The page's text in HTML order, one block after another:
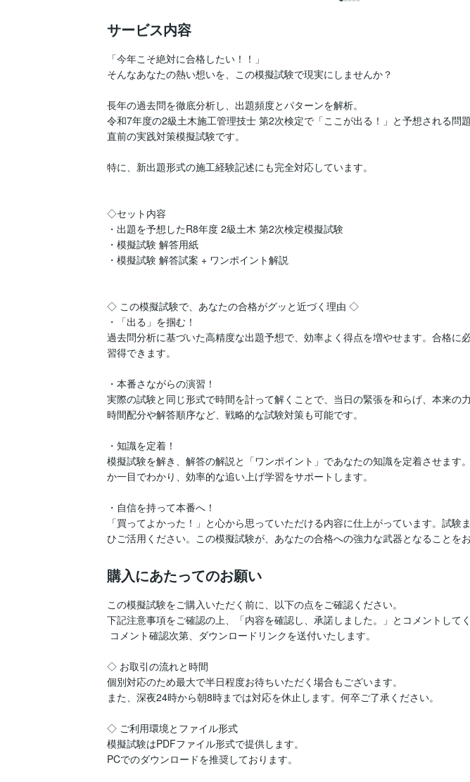
サービス内容
「今年こそ絶対に合格したい！！」
そんなあなたの熱い想いを、この模擬試験で現実にしませんか？
長年の過去問を徹底分析し、出題頻度とパターンを解析。
令和7年度の2級土木施工管理技士 第2次検定で「ここが出る！」と予想される問
直前の実践対策模擬試験です。
特に、新出題形式の施工経験記述にも完全対応しています。
◇セット内容
・出題を予想したR8年度 2級土木 第2次検定模擬試験
・模擬試験 解答用紙
・模擬試験 解答試案 + ワンポイント解説
◇ この模擬試験で、あなたの合格がグッと近づく理由 ◇
・「出る」を掴む！
過去問分析に基づいた高精度な出題予想で、効率よく得点を増やせます。合格に
習得できます。
・本番さながらの演習！
実際の試験と同じ形式で時間を計って解くことで、当日の緊張を和らげ、本来の
時間配分や解答順序など、戦略的な試験対策も可能です。
・知識を定着！
模擬試験を解き、解答の解説と「ワンポイント」であなたの知識を定着させます
か一目でわかり、効率的な追い上げ学習をサポートします。
・自信を持って本番へ！
「買ってよかった！」と心から思っていただける内容に仕上がっています。試験
ひご活用ください。この模擬試験が、あなたの合格への強力な武器となることをお
購入にあたってのお願い
この模擬試験をご購入いただく前に、以下の点をご確認ください。
下記注意事項をご確認の上、「内容を確認し、承諾しました。」とコメントしてく
◇ お取引の流れと時間
個別対応のため最大で半日程度お待ちいただく場合もございます。
また、深夜24時から朝8時までは対応を休止します。何卒ご了承ください。
◇ ご利用環境とファイル形式
模擬試験はPDFファイル形式で提供します。
PCでのダウンロードを推奨しております。